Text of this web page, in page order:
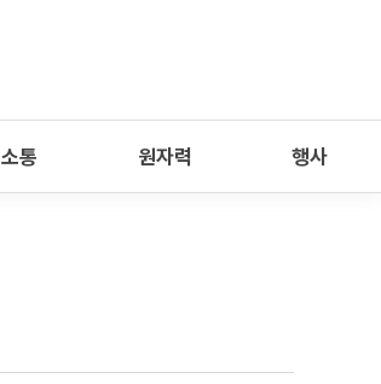
소통 원자력 행사